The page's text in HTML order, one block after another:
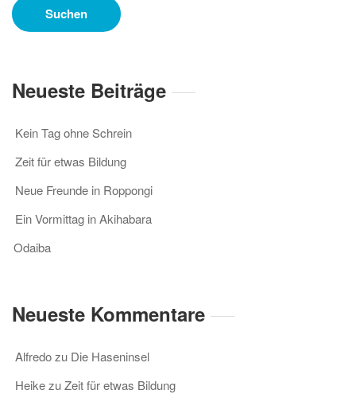
Neueste Beiträge
Kein Tag ohne Schrein
Zeit für etwas Bildung
Neue Freunde in Roppongi
Ein Vormittag in Akihabara
Odaiba
Neueste Kommentare
Alfredozu Die Haseninsel
HeikezuZeit für etwas Bildung